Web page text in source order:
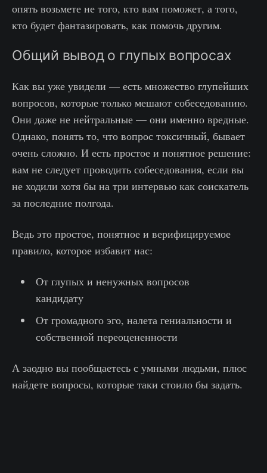
опять возьмете не того, кто вам поможет, а того,
кто будет фантазировать, как помочь другим.
Общий вывод о глупых вопросах
Как вы уже увидели — есть множество глупейших
вопросов, которые только мешают собеседованию.
Они даже не нейтральные — они именно вредные.
Однако, понять то, что вопрос токсичный, бывает
очень сложно. И есть простое и понятное решение:
вам не следует проводить собеседования, если вы
не ходили хотя бы на три интервью как соискатель
за последние полгода.
Ведь это простое, понятное и верифицируемое
правило, которое избавит нас:
От глупых и ненужных вопросов
кандидату
От громадного эго, налета гениальности и
собственной переоцененности
А заодно вы пообщаетесь с умными людьми, плюс
найдете вопросы, которые таки стоило бы задать.